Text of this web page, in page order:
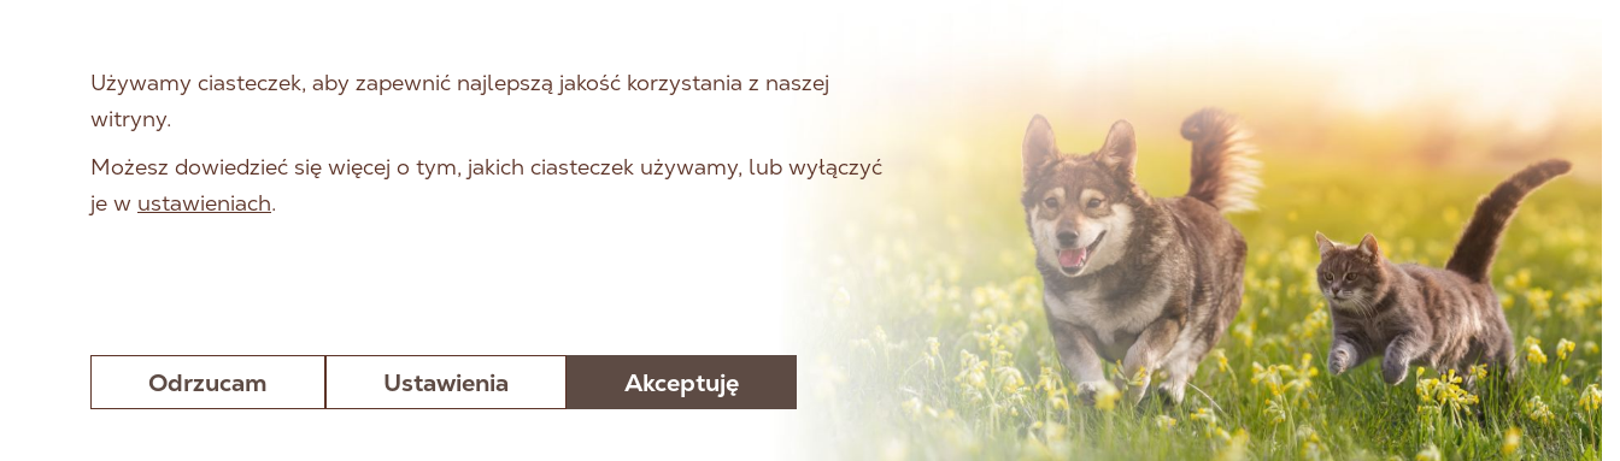
Realizacji działań marketingowych, w tym prowadzenia
newslettera. Dane są przechowywane przez okres niezbędny
Dane osobowe użytkowników mogą być przekazywane podmiotom
wspierającym działania marketingowe Administratora na podstawie
zawartych umów powierzenia przetwarzania danych osobowych.
Profilowanie
Administrator informuje, że może stosować profilowanie w celach
marketingowych. Decyzje podejmowane na podstawie profilowania
Używamy ciasteczek, aby zapewnić najlepszą jakość korzystania z naszej
witryny.
Możesz dowiedzieć się więcej o tym, jakich ciasteczek używamy, lub wyłączyć
je w ustawieniach.
Akceptuję
Odrzucam Ustawienia